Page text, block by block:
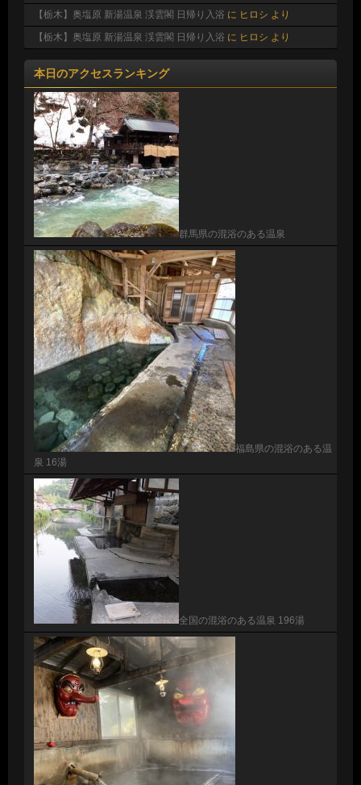
【栃木】奥塩原 新湯温泉 渓雲閣 日帰り入浴 に ヒロシ より
【栃木】奥塩原 新湯温泉 渓雲閣 日帰り入浴 に ヒロシ より
本日のアクセスランキング
群馬県の混浴のある温泉
福島県の混浴のある温
泉 16湯
全国の混浴のある温泉 196湯